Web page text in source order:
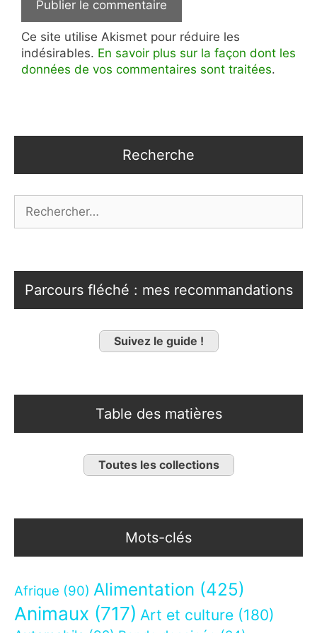
Ce site utilise Akismet pour réduire les
indésirables. En savoir plus sur la façon dont les
données de vos commentaires sont traitées.
Recherche
Parcours fléché : mes recommandations
Suivez le guide !
Table des matières
Toutes les collections
Mots-clés
Afrique (90) Alimentation (425)
Animaux (717) Art et culture (180)